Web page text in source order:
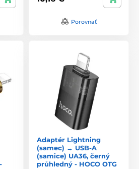
Porovnať
Adaptér Lightning
(samec) → USB-A
(samice) UA36, černý
průhledný - HOCO OTG